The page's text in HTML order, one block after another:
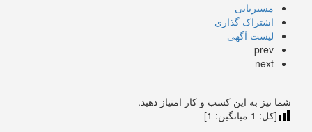
مسیریابی
اشتراک گذاری
لیست آگهی
prev
next
شما نیز به این کسب و کار امتیاز دهید.
[کل: 1 میانگین: 1
]